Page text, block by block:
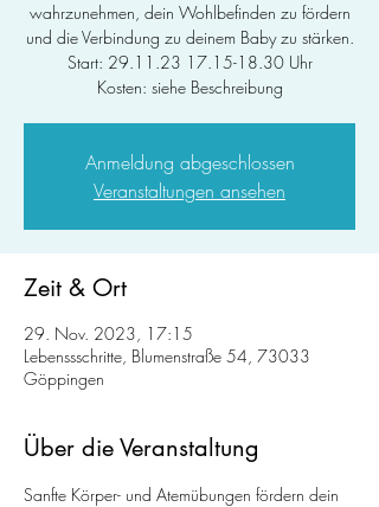
wahrzunehmen, dein Wohlbefinden zu fördern
und die Verbindung zu deinem Baby zu stärken.
Start: 29.11.23 17.15-18.30 Uhr
Kosten: siehe Beschreibung
Anmeldung abgeschlossen
Veranstaltungen ansehen
Zeit & Ort
29. Nov. 2023, 17:15
Lebenssschritte, Blumenstraße 54, 73033
Göppingen
Über die Veranstaltung
Sanfte Körper- und Atemübungen fördern dein